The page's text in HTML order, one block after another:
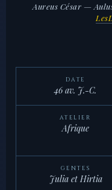
Aureus César —
DATE
46 av. J.-C.
ATELIER
Afrique
GENTES
Julia et Hirtia